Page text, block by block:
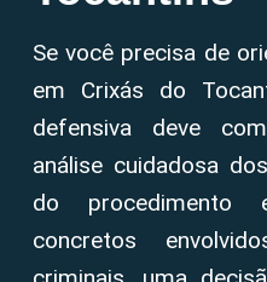
Se você precisa de
em Crixás do
defensiva deve
análise cuidadosa
do
concretos